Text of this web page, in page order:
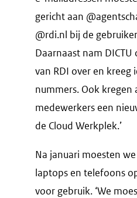
gericht aan
@rdi.nl bij de
Daarnaast nam
van RDI over en kreeg
nummers. Ook kregen
medewerkers een
de Cloud Werkplek.’
Na januari moesten
laptops en telefoons
voor gebruik. ‘We